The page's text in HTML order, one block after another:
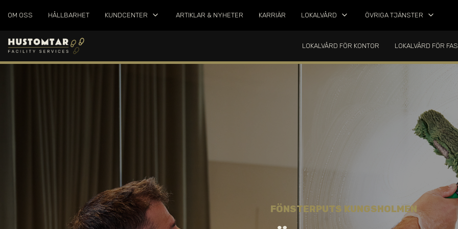
OM OSS HÅLLBARHET KUNDCENTER keyboard_arrow_down ARTIKLAR & NYHETER KARRIÄR LOKALVÅRD keyboard_arrow_down ÖVRIGA TJÄNSTER keyboard_arrow_down
LOKALVÅRD FÖR KONTOR LOKALVÅRD FÖR
FÖNSTERPUTS KUNGSHOLMEN